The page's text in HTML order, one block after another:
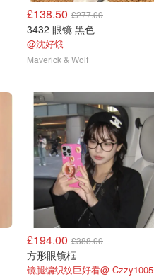
£138.50 £277.00
3432 眼镜 黑色
@沈好饿
Maverick & Wolf
£194.00 £388.00
方形眼镜框
镜腿编织纹巨好看@ Czzy1005